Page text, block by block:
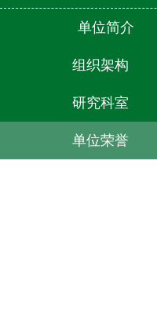
单位简介
组织架构
研究科室
单位荣誉